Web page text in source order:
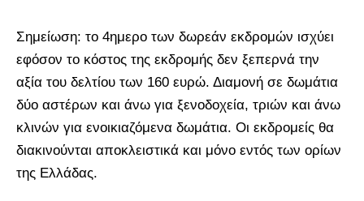
Σημείωση: το 4ημερο των δωρεάν εκδρομών ισχύει
εφόσον το κόστος της εκδρομής δεν ξεπερνά την
αξία του δελτίου των 160 ευρώ. Διαμονή σε δωμάτια
δύο αστέρων και άνω για ξενοδοχεία, τριών και άνω
κλινών για ενοικιαζόμενα δωμάτια. Οι εκδρομείς θα
διακινούνται αποκλειστικά και μόνο εντός των ορίων
της Ελλάδας.